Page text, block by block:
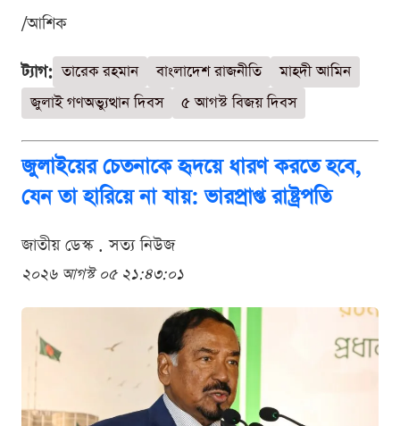
/আশিক
ট্যাগ: তারেক রহমান বাংলাদেশ রাজনীতি
মাহদী আমিন
জুলাই গণঅভ্যুত্থান দিবস
৫ আগস্ট বিজয় দিবস
জুলাইয়ের চেতনাকে হৃদয়ে ধারণ করতে হবে,
যেন তা হারিয়ে না যায়: ভারপ্রাপ্ত রাষ্ট্রপতি
জাতীয় ডেস্ক . সত্য নিউজ
২০২৬ আগস্ট ০৫ ২১:৪৩:০১